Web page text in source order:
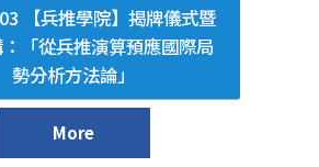
【兵推學院】揭牌儀式暨
「從兵推演算預應國際局
勢分析方法論」
More